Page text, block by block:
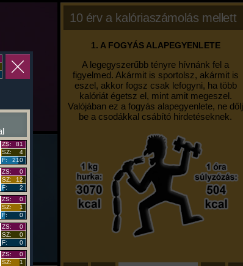
10 érv a kalóriaszámolás mellett
1. A FOGYÁS ALAPEGYENLETE
A legegyszerűbb tényre hívnánk fel a
figyelmed. Akármit is sportolsz, akármit is
eszel, akkor fogsz csak lefogyni, ha több
kalóriát égetsz el, mint amit megeszel.
Valójában ez a fogyás alapegyenlete, ne dőlj
be a csodákkal csábító hirdetéseknek.
ZS:
81
SZ:
4
F:
210
ZS:
0
SZ:
12
F:
2
ZS:
0
SZ:
1
F:
0
ZS:
0
SZ:
0
F:
0
ZS:
0
SZ:
1